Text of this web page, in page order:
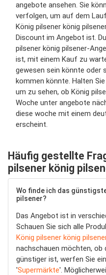
angebote ansehen. Sie
verfolgen, um auf dem
König pilsener könig
Discount im Angebot ist.
pilsener könig pilsener-
ist, mit einem Kauf zu
gewesen sein könnte oder
kommen könnte. Halten
um zu sehen, ob König
Woche unter angebote
diese woche mit einem
erscheint.
Häufig gestellte
pilsener könig
Wo finde ich das
pilsener?
Das Angebot ist in
Schauen Sie sich alle
König pilsener könig
nachschauen möchten, ob
günstiger ist, werfen Sie
'Supermärkte'.